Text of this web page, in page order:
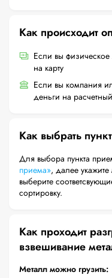
Как происходит
Если вы
на карту
Если вы компания
деньги на
Как выбрать
Для выбора пункта
приема», далее укажите
выберите соответсвующие услуги и интересующую Вас
сортировку.
Как проходит
взвешивание
Металл можно грузить: